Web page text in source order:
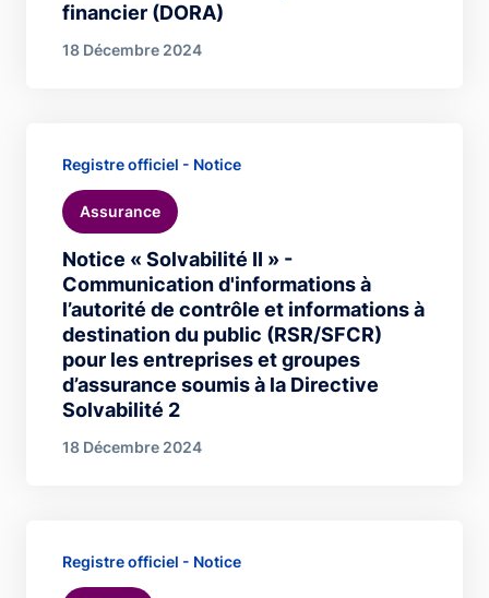
financier (DORA)
18 Décembre 2024
Notice « Solvabilité II » -
Communication d'informations à
l’autorité de contrôle et informations à
destination du public (RSR/SFCR)
pour les entreprises et groupes
d’assurance soumis à la Directive
Solvabilité 2
Registre officiel - Notice
Assurance
18 Décembre 2024
Registre officiel - Notice